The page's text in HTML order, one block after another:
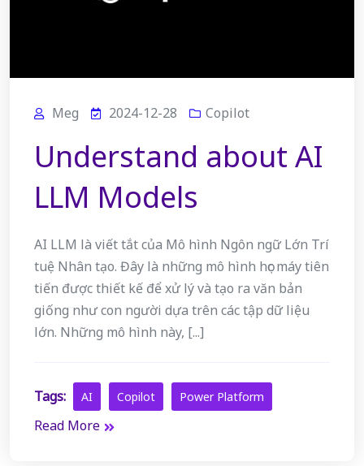
Meg 2024-12-28 Copilot
Understand about AI
LLM Models
AI LLM là viết tắt của Mô hình Ngôn ngữ Lớn Trí
tuệ Nhân tạo. Đây là những mô hình học máy tiên
tiến được thiết kế để xử lý và tạo ra văn bản
giống như con người dựa trên các tập dữ liệu
lớn. Những mô hình này, [...]
Tags: AI Copilot Power Platform
Read More